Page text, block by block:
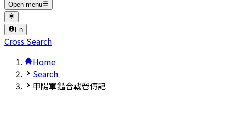
Open menu
En
Cross Search
Home
Search
甲陽軍鑑合戰卷傳記